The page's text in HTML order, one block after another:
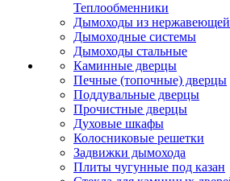
Теплообменники
Дымоходы из нержавеющей
Дымоходные системы
Дымоходы стальные
Каминные дверцы
Печные (топочные) дверцы
Поддувальные дверцы
Прочистные дверцы
Духовые шкафы
Колосниковые решетки
Задвижки дымохода
Плиты чугунные под казан